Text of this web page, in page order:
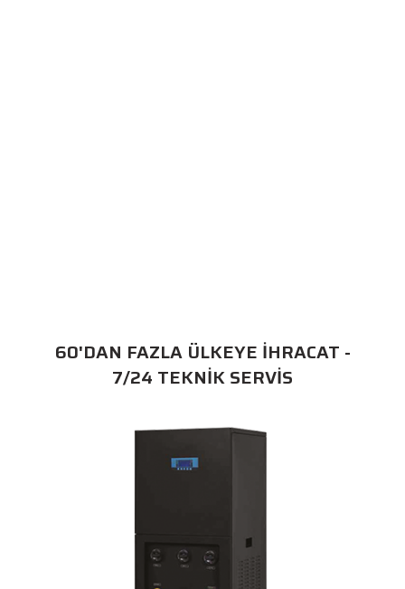
60'DAN FAZLA ÜLKEYE İHRACAT -
7/24 TEKNİK SERVİS